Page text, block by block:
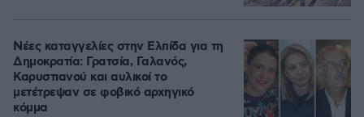
Νέες καταγγελίες στην Ελπίδα για τη
Δημοκρατία: Γρατσία, Γαλανός,
Καρυστιανού και αυλικοί το
μετέτρεψαν σε φοβικό αρχηγικό
κόμμα